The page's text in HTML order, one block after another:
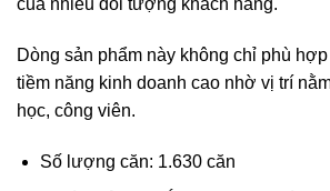
của nhiều đối tượng khách hàng.
Dòng sản phẩm này không chỉ phù
tiềm năng kinh doanh cao nhờ vị trí
học, công viên.
Số lượng căn: 1.630 căn